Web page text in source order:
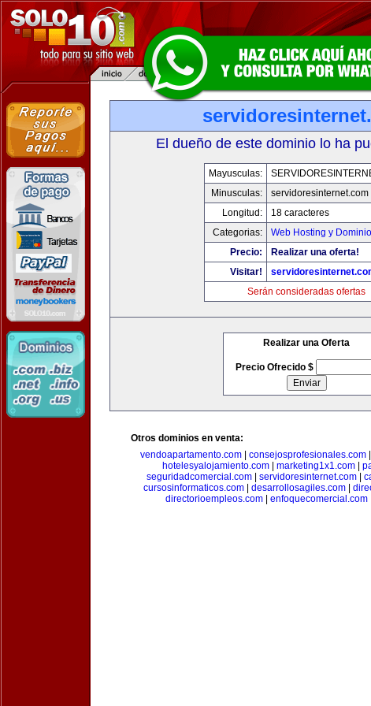
El dueño de este dominio lo ha
Mayusculas:
Minusculas:
servidoresinternet.com
Longitud:
18 caracteres
Categorias:
Web Hosting y
Precio:
Realizar una oferta!
Visitar!
Serán consideradas ofertas
Realizar una Oferta
Precio Ofrecido $
Otros dominios en venta:
vendoapartamento.com
consejosprofesionales.com
hotelesyalojamiento.com| marketing1x1.com|
seguridadcomercial.com| servidoresinternet.com|
cursosinformaticos.com
desarrollosagiles.com
directorioempleos.com
enfoquecomercial.com